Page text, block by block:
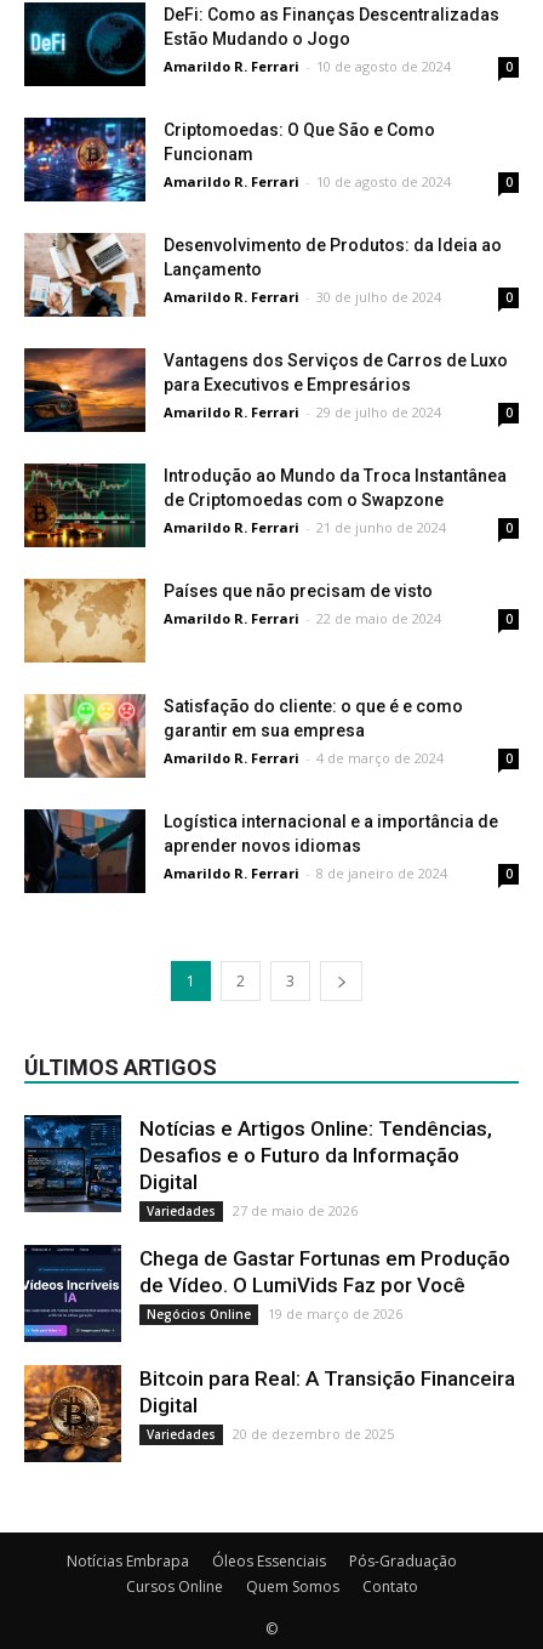
DeFi: Como as Finanças Descentralizadas
Estão Mudando o Jogo
Amarildo R. Ferrari - 10 de agosto de 2024 0
Criptomoedas: O Que São e Como
Funcionam
Amarildo R. Ferrari - 10 de agosto de 2024 0
Desenvolvimento de Produtos: da Ideia ao
Lançamento
Amarildo R. Ferrari - 30 de julho de 2024 0
Vantagens dos Serviços de Carros de Luxo
para Executivos e Empresários
Amarildo R. Ferrari - 29 de julho de 2024 0
Introdução ao Mundo da Troca Instantânea
de Criptomoedas com o Swapzone
Amarildo R. Ferrari - 21 de junho de 2024 0
Países que não precisam de visto
Amarildo R. Ferrari - 22 de maio de 2024 0
Satisfação do cliente: o que é e como
garantir em sua empresa
Amarildo R. Ferrari - 4 de março de 2024 0
Logística internacional e a importância de
aprender novos idiomas
Amarildo R. Ferrari - 8 de janeiro de 2024 0
1 2 3
ÚLTIMOS ARTIGOS
Notícias e Artigos Online: Tendências,
Desafios e o Futuro da Informação
Digital
Variedades 27 de maio de 2026
Chega de Gastar Fortunas em Produção
de Vídeo. O LumiVids Faz por Você
Negócios Online 19 de março de 2026
Bitcoin para Real: A Transição Financeira
Digital
Variedades 20 de dezembro de 2025
Notícias Embrapa Óleos Essenciais
Pós-Graduação
Cursos Online
Quem Somos Contato
©